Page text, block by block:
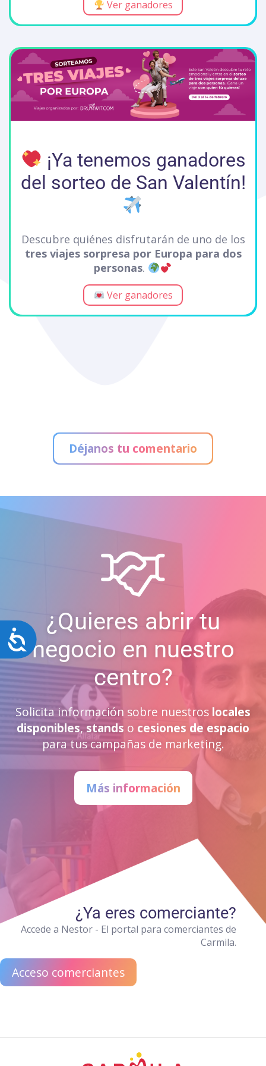
Accesibilidad
Ver ganadores
¡Ya tenemos ganadores
del sorteo de San Valentín!
Descubre quiénes disfrutarán de uno de los
tres viajes sorpresa por Europa para dos
personas.
Ver ganadores
Déjanos tu comentario
¿Quieres abrir tu
negocio en nuestro
centro?
Solicita información sobre nuestros locales
disponibles, stands o cesiones de espacio
para tus campañas de marketing.
Más información
¿Ya eres comerciante?
Accede a Nestor - El portal para comerciantes de
Carmila.
Acceso comerciantes